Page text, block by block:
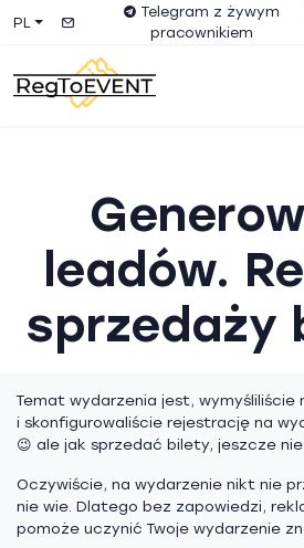
PL
Telegram z żywym
pracownikiem
leadów.
sprzedaży
Temat wydarzenia jest, wymyśliliście
i skonfigurowaliście rejestrację na
😉 ale jak sprzedać bilety, jeszcze
Oczywiście, na wydarzenie nikt nie
nie wie. Dlatego bez zapowiedzi,
pomoże uczynić Twoje wydarzenie